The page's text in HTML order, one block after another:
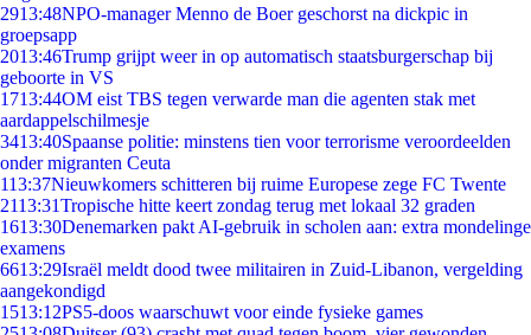
2913:48NPO-manager Menno de Boer geschorst na dickpic in
groepsapp
2013:46Trump grijpt weer in op automatisch staatsburgerschap bij
geboorte in VS
1713:44OM eist TBS tegen verwarde man die agenten stak met
aardappelschilmesje
3413:40Spaanse politie: minstens tien voor terrorisme veroordeelden
onder migranten Ceuta
113:37Nieuwkomers schitteren bij ruime Europese zege FC Twente
2113:31Tropische hitte keert zondag terug met lokaal 32 graden
1613:30Denemarken pakt AI-gebruik in scholen aan: extra mondelinge
examens
6613:29Israël meldt dood twee militairen in Zuid-Libanon, vergelding
aangekondigd
1513:12PS5-doos waarschuwt voor einde fysieke games